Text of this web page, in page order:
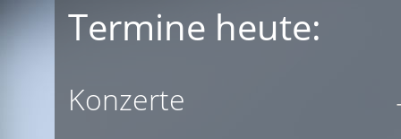
Termine heute:
Konzerte